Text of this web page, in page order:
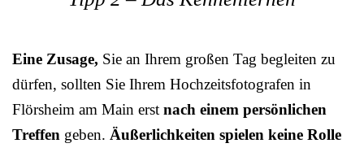
Eine Zusage, Sie an Ihrem großen Tag begleiten zu
dürfen, sollten Sie Ihrem Hochzeitsfotografen in
Flörsheim am Main erst nach einem persönlichen
Treffen geben. Äußerlichkeiten spielen keine Rolle